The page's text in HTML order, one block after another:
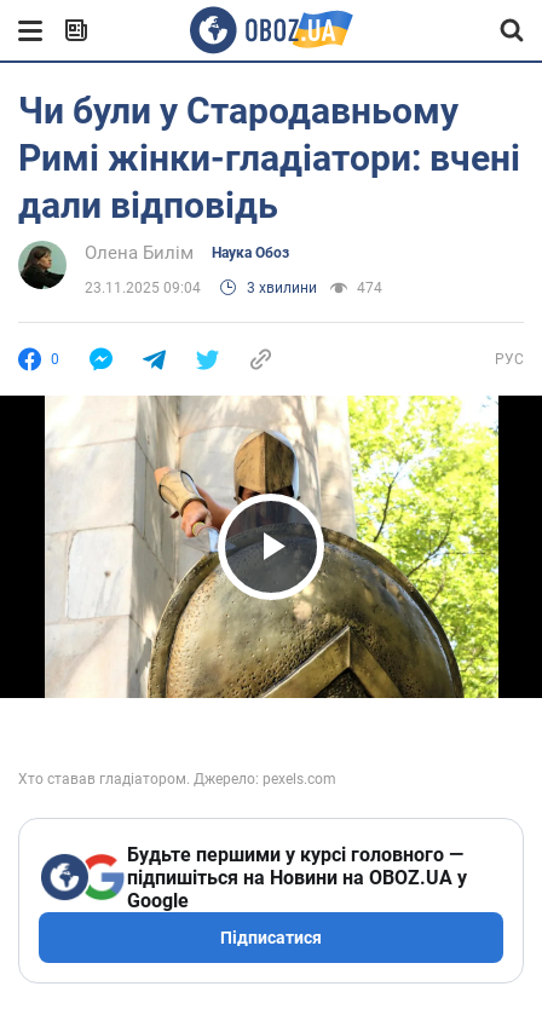
Чи були у Стародавньому
Римі жінки-гладіатори: вчені
дали відповідь
Олена Билім Наука Обоз
23.11.2025 09:04 3 хвилини 474
0 РУС
Play Video
Будьте першими у курсі головного —
підпишіться на Новини на OBOZ.UA у
Google
Підписатися